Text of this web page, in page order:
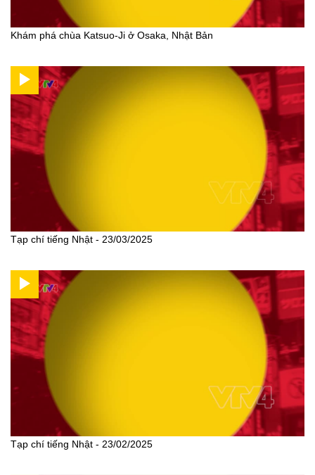
Khám phá chùa Katsuo-Ji ở Osaka, Nhật Bản
Tạp chí tiếng Nhật - 23/03/2025
Tạp chí tiếng Nhật - 23/02/2025